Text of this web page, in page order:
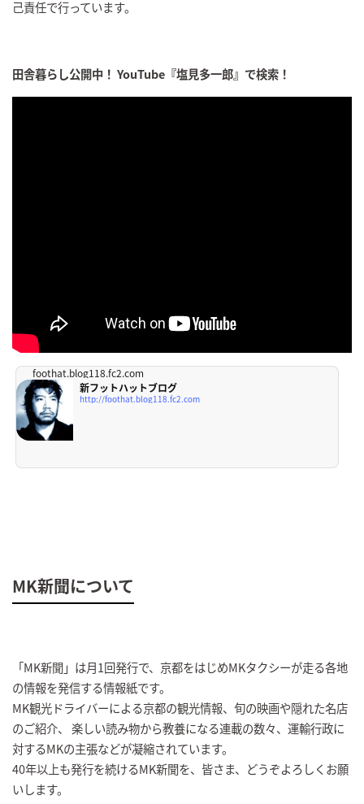
己責任で行っています。
田舎暮らし公開中！ YouTube『塩見多一郎』で検索！
foothat.blog118.fc2.com
新フットハットブログ
http://foothat.blog118.fc2.com
MK新聞について
「MK新聞」は月1回発行で、京都をはじめMKタクシーが走る各地
の情報を発信する情報紙です。
MK観光ドライバーによる京都の観光情報、旬の映画や隠れた名店
のご紹介、 楽しい読み物から教養になる連載の数々、運輸行政に
対するMKの主張などが凝縮されています。
40年以上も発行を続けるMK新聞を、皆さま、どうぞよろしくお願
いします。